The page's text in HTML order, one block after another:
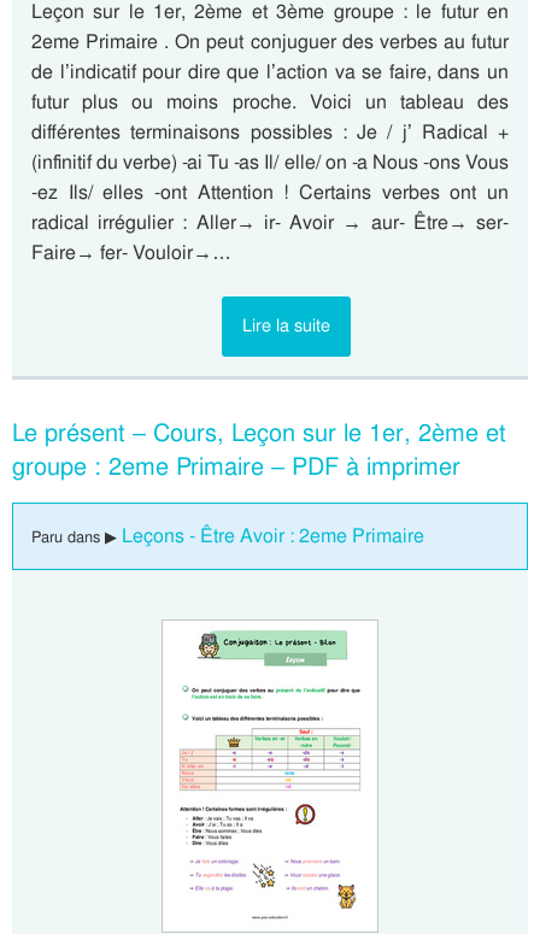
Leçon sur le 1er, 2ème et 3ème groupe : le futur en
2eme Primaire . On peut conjuguer des verbes au futur
de l’indicatif pour dire que l’action va se faire, dans un
futur plus ou moins proche. Voici un tableau des
différentes terminaisons possibles : Je / j’ Radical +
(infinitif du verbe) -ai Tu -as Il/ elle/ on -a Nous -ons Vous
-ez Ils/ elles -ont Attention ! Certains verbes ont un
radical irrégulier : Aller→ ir- Avoir → aur- Être→ ser-
Faire→ fer- Vouloir→…
Lire la suite
Le présent – Cours, Leçon sur le 1er, 2ème et
groupe : 2eme Primaire – PDF à imprimer
Paru dans ▶ Leçons - Être Avoir : 2eme Primaire